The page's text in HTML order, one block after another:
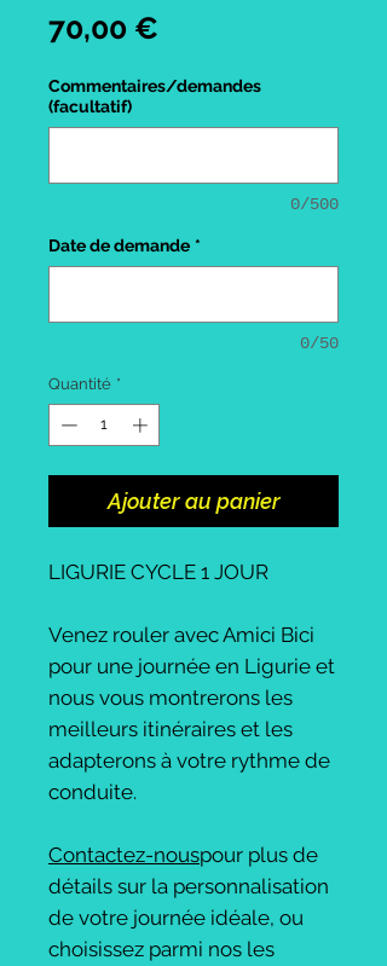
70,00 €
Commentaires/demandes
(facultatif)
0/500
Date de demande *
0/50
Quantité *
Ajouter au panier
LIGURIE CYCLE 1 JOUR
Venez rouler avec Amici Bici
pour une journée en Ligurie et
nous vous montrerons les
meilleurs itinéraires et les
adapterons à votre rythme de
conduite.
Contactez-nouspour plus de
détails sur la personnalisation
de votre journée idéale, ou
choisissez parmi nos les